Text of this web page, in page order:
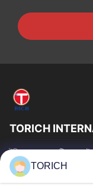
TORICH
টরিচ গ্রুপ হল একটি ওয়ান-স্টপ
উন্নয়ন, ট্রেডিং,
গুরুত্বপূর্ণ সংযোগ
TORICH